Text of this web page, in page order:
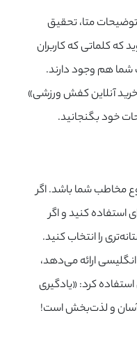
متا، تحقیق
کلماتی که کاربران
شما هم وجود دارند.
«خرید آنلاین کفش ورزشی»
خود بگنجانید.
مخاطب شما باشد. اگر
کنید و اگر
را انتخاب کنید.
ارائه می‌دهد،
کرد: «یادگیری
آسان و لذت‌بخش است!